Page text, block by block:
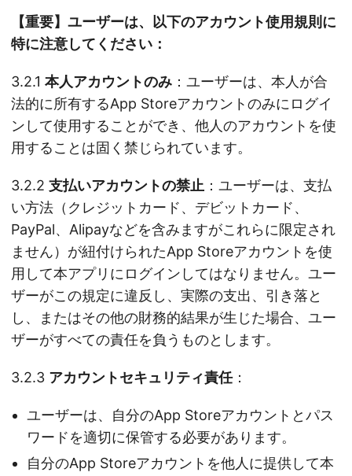
【重要】ユーザーは、以下のアカウント使用規則に
特に注意してください：
3.2.1 本人アカウントのみ ：ユーザーは、本人が合
法的に所有するApp Storeアカウントのみにログイ
ンして使用することができ、他人のアカウントを使
用することは固く禁じられています。
3.2.2 支払いアカウントの禁止 ：ユーザーは、支払
い方法（クレジットカード、デビットカード、
PayPal、Alipayなどを含みますがこれらに限定され
ません）が紐付けられたApp Storeアカウントを使
用して本アプリにログインしてはなりません。ユー
ザーがこの規定に違反し、実際の支出、引き落と
し、またはその他の財務的結果が生じた場合、ユー
ザーがすべての責任を負うものとします。
3.2.3 アカウントセキュリティ責任：
ユーザーは、自分のApp Storeアカウントとパス
ワードを適切に保管する必要があります。
自分のApp Storeアカウントを他人に提供して本